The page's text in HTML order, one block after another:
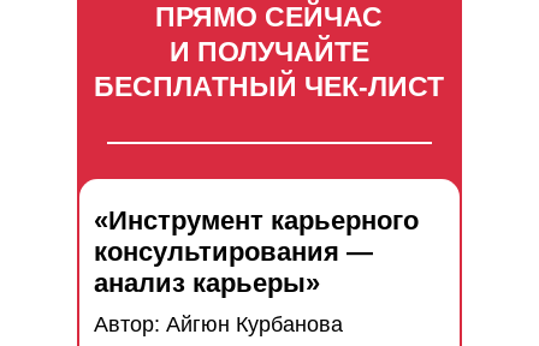
ПРЯМО СЕЙЧАС
И ПОЛУЧАЙТЕ
БЕСПЛАТНЫЙ ЧЕК-ЛИСТ
Автор: Айгюн Курбанова
«Инструмент карьерного
консультирования —
анализ карьеры»